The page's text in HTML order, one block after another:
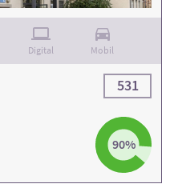
Digital Mobil
90%
531